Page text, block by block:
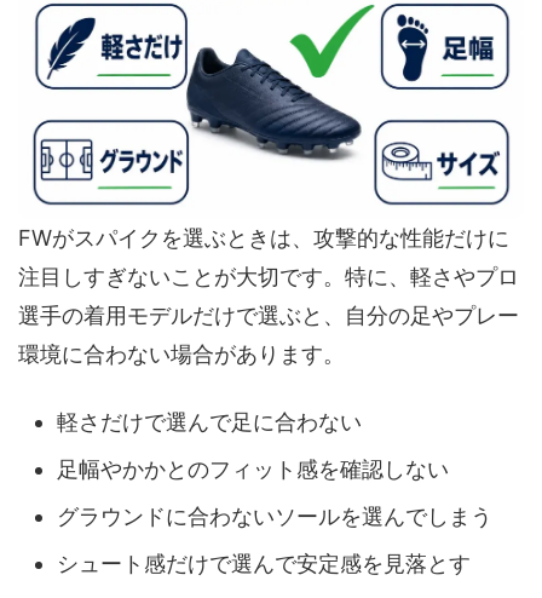
FWがスパイクを選ぶときは、攻撃的な性能だけに
注目しすぎないことが大切です。特に、軽さやプロ
選手の着用モデルだけで選ぶと、自分の足やプレー
環境に合わない場合があります。
軽さだけで選んで足に合わない
足幅やかかとのフィット感を確認しない
グラウンドに合わないソールを選んでしまう
シュート感だけで選んで安定感を見落とす